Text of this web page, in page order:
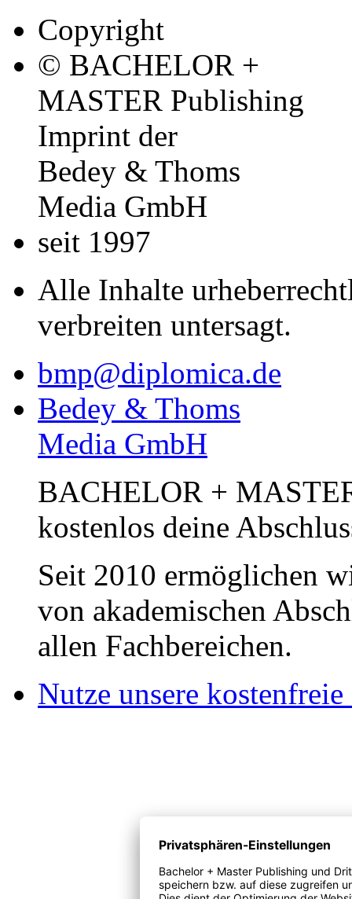
Copyright
© BACHELOR +
MASTER Publishing
Imprint der
Bedey & Thoms
Media GmbH
seit 1997
Alle Inhalte
verbreiten untersagt.
bmp@diplomica.de
Bedey & Thoms
Media GmbH
BACHELOR +
kostenlos deine
Seit 2010 ermöglichen
von akademischen
allen Fachbereichen.
Nutze unsere